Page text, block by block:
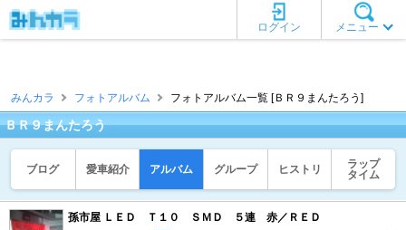
メニュー
ログイン
みんカラ フォトアルバム フォトアルバム一覧 [ＢＲ９まんたろう]
ＢＲ９まんたろう
ブログ 愛車紹介 アルバム グループ ヒストリ
ラップ
タイム
孫市屋 ＬＥＤ Ｔ１０ ＳＭＤ ５連 赤／ＲＥＤ